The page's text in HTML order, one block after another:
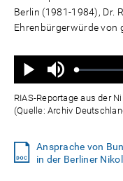
Berlin (1981-1984), Dr.
Ehrenbürgerwürde von
Wiedergabe
Ton
aus
Geladen:
Status:
RIAS-Reportage aus der
(Quelle: Archiv
Ansprache von
in der Berliner